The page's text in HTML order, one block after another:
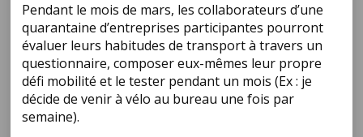
Pendant le mois de mars, les collaborateurs d’une
quarantaine d’entreprises participantes pourront
évaluer leurs habitudes de transport à travers un
questionnaire, composer eux-mêmes leur propre
défi mobilité et le tester pendant un mois (Ex : je
décide de venir à vélo au bureau une fois par
semaine).